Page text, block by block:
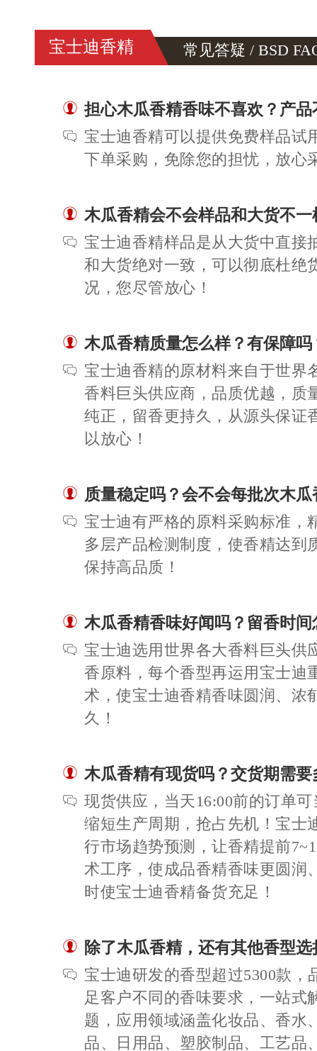
宝士迪香精 常见答疑 / BSD
担心木瓜香精香味不喜欢？产品
宝士迪香精可以提供免费样品试
下单采购，免除您的担忧，放心
木瓜香精会不会样品和大货不一
宝士迪香精样品是从大货中直接
和大货绝对一致，可以彻底杜绝
况，您尽管放心！
木瓜香精质量怎么样？有保障吗
宝士迪香精的原材料来自于世界
香料巨头供应商，品质优越，质
纯正，留香更持久，从源头保证
以放心！
质量稳定吗？会不会每批次木
宝士迪有严格的原料采购标准，
多层产品检测制度，使香精达到
保持高品质！
木瓜香精香味好闻吗？留香时间
宝士迪选用世界各大香料巨头供
香原料，每个香型再运用宝士迪
术，使宝士迪香精香味圆润、浓
久！
木瓜香精有现货吗？交货期需要
现货供应，当天16:00前的订单
缩短生产周期，抢占先机！宝士
行市场趋势预测，让香精提前
术工序，使成品香精香味更圆润
时使宝士迪香精备货充足！
除了木瓜香精，还有其他香型选
宝士迪研发的香型超过5300款，
足客户不同的香味要求，一站式
题，应用领域涵盖化妆品、香水
品、日用品、塑胶制品、工艺